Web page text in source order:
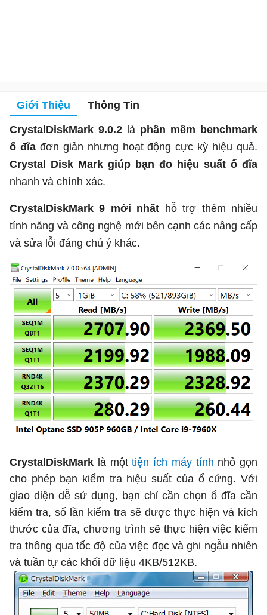
Giới Thiệu Thông Tin
CrystalDiskMark 9.0.2 là phần mềm benchmark
ổ đĩa đơn giản nhưng hoạt động cực kỳ hiệu quả.
Crystal Disk Mark giúp bạn đo hiệu suất ổ đĩa
nhanh và chính xác.
CrystalDiskMark 9 mới nhất hỗ trợ thêm nhiều
tính năng và công nghệ mới bên cạnh các nâng cấp
và sửa lỗi đáng chú ý khác.
CrystalDiskMark là mộttiện ích máy tính nhỏ gọn
cho phép bạn kiểm tra hiệu suất của ổ cứng. Với
giao diện dễ sử dụng, bạn chỉ cần chọn ổ đĩa cần
kiểm tra, số lần kiểm tra sẽ được thực hiện và kích
thước của đĩa, chương trình sẽ thực hiện việc kiểm
tra thông qua tốc độ của việc đọc và ghi ngẫu nhiên
và tuần tự các khối dữ liệu 4KB/512KB.